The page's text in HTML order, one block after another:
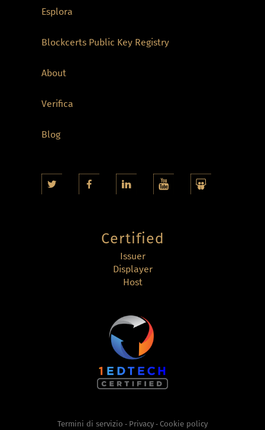
Esplora
Blockcerts Public Key Registry
About
Verifica
Blog
Certified
Issuer
Displayer
Host
Termini di servizio - Privacy - Cookie policy